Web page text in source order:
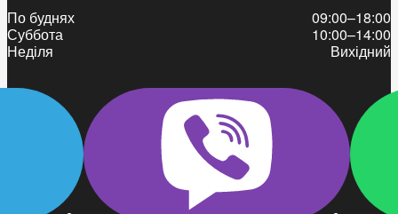
По буднях
09:00–18:00
Суббота
10:00–14:00
Неділя
Вихідний